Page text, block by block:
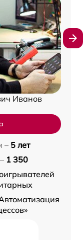
Иванов
– 5 лет
1 350